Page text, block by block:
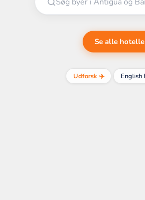
Se alle
Udforsk ✈️ English